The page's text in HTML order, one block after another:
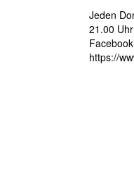
Jeden
21.00
https://